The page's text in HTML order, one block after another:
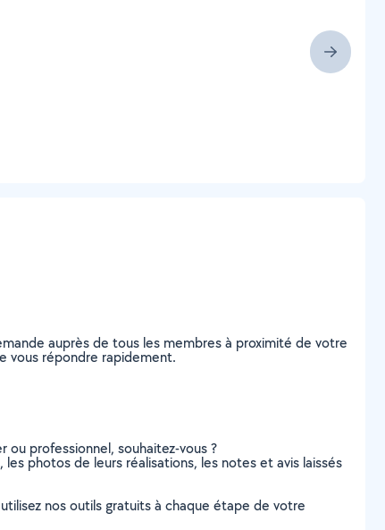
auprès de tous les membres à proximité de votre
vous répondre rapidement.
professionnel, souhaitez-vous ?
photos de leurs réalisations, les notes et avis laissés
nos outils gratuits à chaque étape de votre